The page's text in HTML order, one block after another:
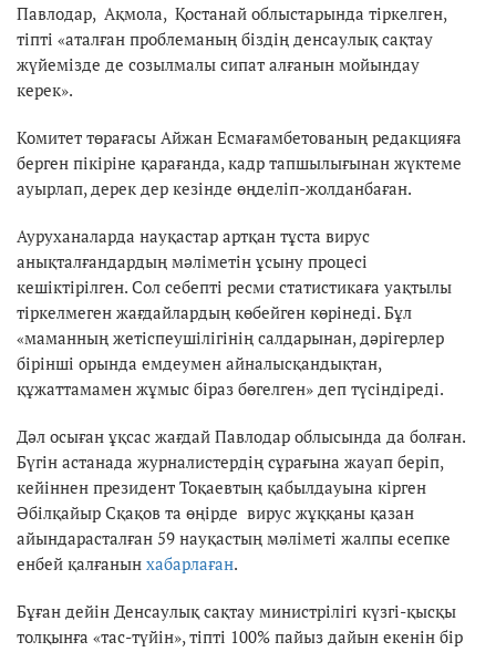
Павлодар, Ақмола, Қостанай облыстарында тіркелген,
тіпті «аталған проблеманың біздің денсаулық сақтау
жүйемізде де созылмалы сипат алғанын мойындау
керек».
Комитет төрағасы Айжан Есмағамбетованың редакцияға
берген пікіріне қарағанда, кадр тапшылығынан жүктеме
ауырлап, дерек дер кезінде өңделіп-жолданбаған.
Ауруханаларда науқастар артқан тұста вирус
анықталғандардың мәліметін ұсыну процесі
кешіктірілген. Сол себепті ресми статистикаға уақтылы
тіркелмеген жағдайлардың көбейген көрінеді. Бұл
«маманның жетіспеушілігінің салдарынан, дәрігерлер
бірінші орында емдеумен айналысқандықтан,
құжаттамамен жұмыс біраз бөгелген» деп түсіндіреді.
Дәл осыған ұқсас жағдай Павлодар облысында да болған.
Бүгін астанада журналистердің сұрағына жауап беріп,
кейіннен президент Тоқаевтың қабылдауына кірген
Әбілқайыр Сқақов та өңірде вирус жұққаны қазан
айындарасталған 59 науқастың мәліметі жалпы есепке
енбей қалғанын хабарлаған.
Бұған дейін Денсаулық сақтау министрілігі күзгі-қысқы
толқынға «тас-түйін», тіпті 100% пайыз дайын екенін бір